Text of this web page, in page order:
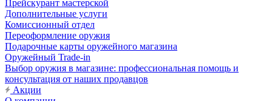
Прейскурант мастерской
Дополнительные услуги
Комиссионный отдел
Переоформление оружия
Подарочные карты оружейного магазина
Оружейный Trade-in
Выбор оружия в магазине: профессиональная помощь и
консультация от наших продавцов
Акции